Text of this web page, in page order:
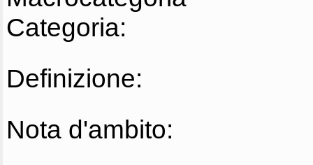
Categoria:
Definizione:
Nota d'ambito: